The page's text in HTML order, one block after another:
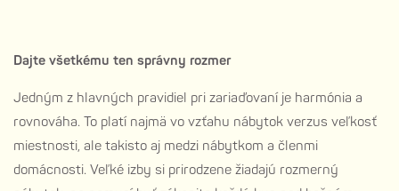
Dajte všetkému ten správny rozmer
Jedným z hlavných pravidiel pri zariaďovaní je harmónia a
rovnováha. To platí najmä vo vzťahu nábytok verzus veľkosť
miestnosti, ale takisto aj medzi nábytkom a členmi
domácnosti. Veľké izby si prirodzene žiadajú rozmerný